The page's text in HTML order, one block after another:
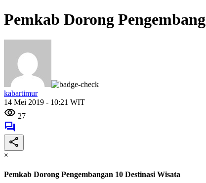
Pemkab Dorong
kabartimur
14 Mei 2019 - 10:21 WIT
27
×
Pemkab Dorong Pengembangan 10 Destinasi Wisata